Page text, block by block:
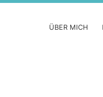
ÜBER MICH